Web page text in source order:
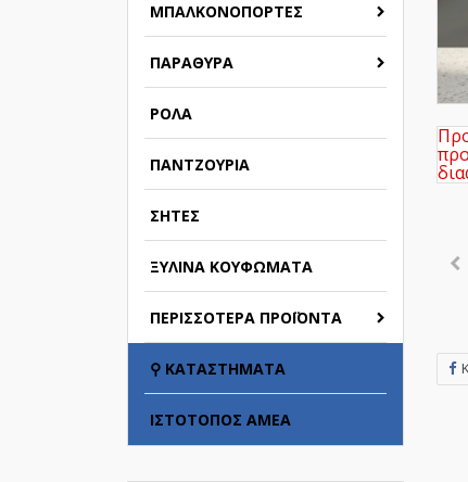
ΜΠΑΛΚΟΝΌΠΟΡΤΕΣ
ΠΑΡΆΘΥΡΑ
ΡΟΛΆ
ΠΑΝΤΖΟΎΡΙΑ
ΣΉΤΕΣ
ΞΎΛΙΝΑ ΚΟΥΦΏΜΑΤΑ
ΠΕΡΙΣΣΌΤΕΡΑ ΠΡΟΪΌΝΤΑ
⚲ ΚΑΤΑΣΤΉΜΑΤΑ
ΙΣΤΌΤΟΠΟΣ ΑΜΕΑ